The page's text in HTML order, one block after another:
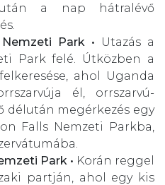
a nap hátralévő
Park •
Utazás a
Park felé. Útközben a
ahol Uganda
él, orrszarvú-
délután megérkezés egy
Falls Nemzeti Parkba,
Park • Korán reggel
partján, ahol egy kis